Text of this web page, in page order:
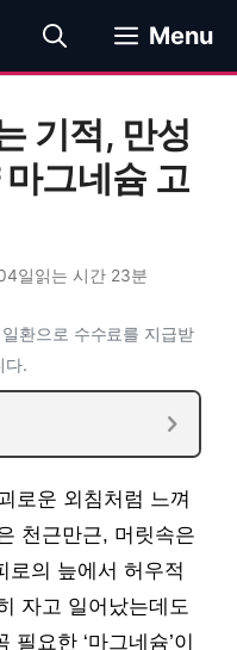
Menu
기적, 만성
그네슘 고
일읽는 시간 23분
환으로 수수료를 지급받
다.
로운 외침처럼 느껴
천근만근, 머릿속은
로의 늪에서 허우적
자고 일어났는데도
요한 ‘마그네슘’이